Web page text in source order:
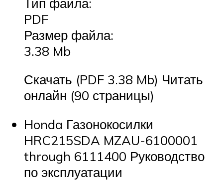
PDF
Размер файла:
3.38 Mb
Скачать (PDF 3.38 Mb) Читать
онлайн (90 страницы)
Honda Газонокосилки
HRC215SDA MZAU-6100001
through 6111400 Руководство
по эксплуатации